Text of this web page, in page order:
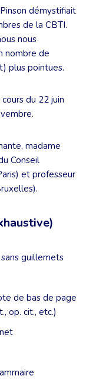
démystifiait
de la CBTI.
nous
nombre de
plus pointues.
cours du 22 juin
madame
Conseil
et professeur
guillemets
de bas de page
op. cit., etc.)